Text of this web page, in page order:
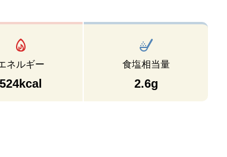
ネルギー
524kcal
食塩相当量
2.6g